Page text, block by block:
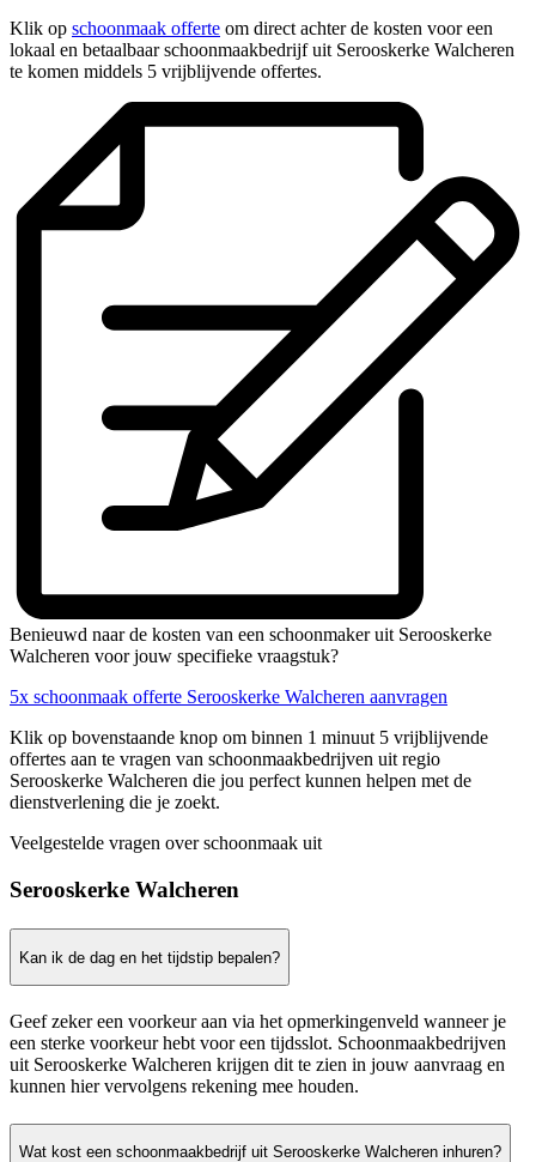
Klik op schoonmaak offerte om direct achter de kosten voor een
lokaal en betaalbaar schoonmaakbedrijf uit Serooskerke Walcheren
te komen middels 5 vrijblijvende offertes.
Benieuwd naar de kosten van een schoonmaker uit Serooskerke
Walcheren voor jouw specifieke vraagstuk?
5x schoonmaak offerte Serooskerke Walcheren aanvragen
Klik op bovenstaande knop om binnen 1 minuut 5 vrijblijvende
offertes aan te vragen van schoonmaakbedrijven uit regio
Serooskerke Walcheren die jou perfect kunnen helpen met de
dienstverlening die je zoekt.
Veelgestelde vragen over schoonmaak uit
Serooskerke Walcheren
Kan ik de dag en het tijdstip bepalen?
Geef zeker een voorkeur aan via het opmerkingenveld wanneer je
een sterke voorkeur hebt voor een tijdsslot. Schoonmaakbedrijven
uit Serooskerke Walcheren krijgen dit te zien in jouw aanvraag en
kunnen hier vervolgens rekening mee houden.
Wat kost een schoonmaakbedrijf uit Serooskerke Walcheren inhuren?